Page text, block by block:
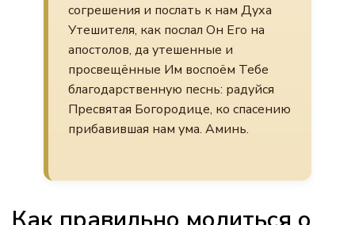
согрешения и послать к нам Духа
Утешителя, как послал Он Его на
апостолов, да утешенные и
просвещённые Им воспоём Тебе
благодарственную песнь: радуйся
Пресвятая Богородице, ко спасению
прибавившая нам ума. Аминь.